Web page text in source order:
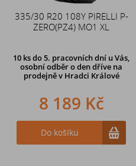
335/30 R20 108Y PIRELLI P-
ZERO(PZ4) MO1 XL
10 ksdo 5. pracovních dní u Vás,
osobní odběr o den dříve na
prodejněv Hradci Králové
8 189 Kč
Do košíku